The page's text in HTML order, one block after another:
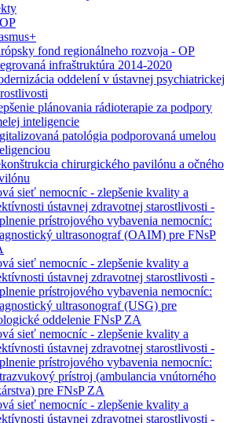
fond regionálneho rozvoja - OP
infraštruktúra 2014-2020
oddelení v ústavnej psychiatrickej
plánovania rádioterapie za podpory
inteligencie
patológia podporovaná umelou
chirurgického pavilónu a očného
sieť nemocníc - zlepšenie kvality a
ústavnej zdravotnej starostlivosti -
prístrojového vybavenia nemocníc:
ultrasonograf (OAIM) pre FNsP
sieť nemocníc - zlepšenie kvality a
ústavnej zdravotnej starostlivosti -
prístrojového vybavenia nemocníc:
ultrasonograf (USG) pre
oddelenie FNsP ZA
sieť nemocníc - zlepšenie kvality a
ústavnej zdravotnej starostlivosti -
prístrojového vybavenia nemocníc:
prístroj (ambulancia vnútorného
pre FNsP ZA
sieť nemocníc - zlepšenie kvality a
ústavnej zdravotnej starostlivosti -